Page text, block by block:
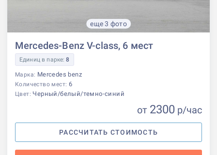
еще 3 фото
Mercedes-Benz V-class, 6 мест
Единиц в парке:8
Марка: Mercedes benz
Количество мест: 6
Цвет: Черный/белый/темно-синий
от 2300 р/час
РАССЧИТАТЬ СТОИМОСТЬ